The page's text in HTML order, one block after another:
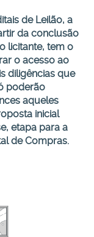
de Leilão, a
da conclusão
licitante, tem o
o acesso ao
diligências que
poderão
aqueles
inicial
etapa para a
de Compras.